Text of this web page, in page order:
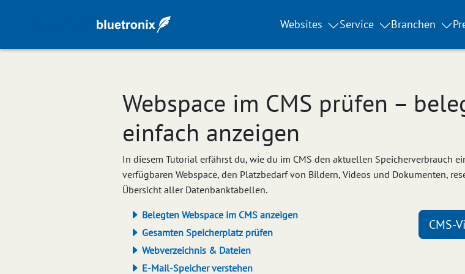
Websites Service Branchen
Webspace im CMS prüfen –
einfach anzeigen
In diesem Tutorial erfährst du, wie du im CMS den aktuellen Speicherverbrauch
verfügbaren Webspace, den Platzbedarf von Bildern, Videos und Dokumenten,
Übersicht aller Datenbanktabellen.
Belegten Webspace im CMS anzeigen
Gesamten Speicherplatz prüfen
Webverzeichnis & Dateien
E-Mail-Speicher verstehen
CMS-